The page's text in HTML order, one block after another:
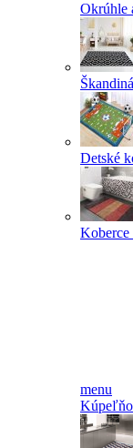
Okrúhle
Detské
menu